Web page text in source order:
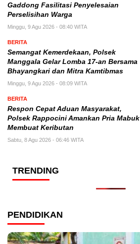
Gaddong Fasilitasi Penyelesaian
Perselisihan Warga
Minggu, 9 Agu 2026 - 08:40 WITA
BERITA
Semangat Kemerdekaan, Polsek
Manggala Gelar Lomba 17-an Bersama
Bhayangkari dan Mitra Kamtibmas
Minggu, 9 Agu 2026 - 08:09 WITA
BERITA
Respon Cepat Aduan Masyarakat,
Polsek Rappocini Amankan Pria Mabuk
Membuat Keributan
Sabtu, 8 Agu 2026 - 06:46 WITA
TRENDING
PENDIDIKAN